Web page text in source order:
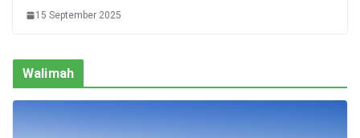
15 September 2025
Walimah